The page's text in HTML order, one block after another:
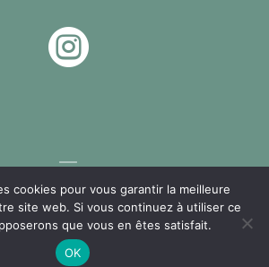

NIOU, Agence Web La Rochelle
cookies pour vous garantir la meilleure
site web. Si vous continuez à utiliser ce
que vous en êtes satisfait.
OK